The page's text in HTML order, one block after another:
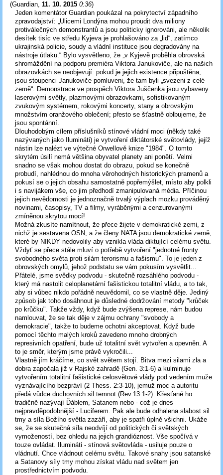
(Guardian, 11. 10. 2015 0:36)
Jeden komentátor Guardian poukázal na pokrytectví západního
zpravodajství: „Ulicemi Londýna mohou proudit dva miliony
protiválečných demonstrantů a jsou politicky ignorováni, ale několik
desítek tisíc ve středu Kyjeva je prohlašováno za „lid“, zatímco
ukrajinská policie, soudy a vládní instituce jsou degradovány na
nástroje útlaku.“ Bylo vysvětleno, že „v Kyjevě proběhla obrovská
shromáždění na podporu premiéra Viktora Janukoviče, ale na našich
obrazovkách se neobjevují: pokud je jejich existence připuštěna,
jsou stoupenci Janukoviče pomluveni, že tam byli „svezeni z celé
země“. Demonstrace ve prospěch Viktora Juščenka jsou vybaveny
laserovými světly, plazmovými obrazovkami, sofistikovaným
zvukovým systémem, rokovými koncerty, stany a obrovským
množstvím oranžového oblečení; přesto se šťastně oblbujeme, že
jsou spontánní.
Dlouhodobým cílem příslušníků stínové vládní moci (někdy také
nazývaných jako Ilumináti) je vytvoření diktátorské světovlády, jejíž
nástin lze nalézt ve výtečné Orwellově knize "1984". O tomto
skrytém úsilí nemá většina obyvatel planety ani ponětí. Velmi
snadno se však mohou dostat do obrazu, pokud se konečně
probudí, nahlédnou do mnoha věrohodných historických pramenů a
pokusí se o jejich obsahu samostatně popřemýšlet, místo aby polkli
i s navijákem vše, co jim předhodí zmanipulovaná média. Příčinou
jejich nevědomosti je jednoznačně trvalý výplach mozku prováděný
novinami, časopisy, TV a filmy, vyráběnými a cenzurovanými
zmíněnou skrytou mocí!
Možná zkusíte namítnout, že přece žijete v demokratické zemi, z
nichž je sestavena OSN, a že členy NATA jsou demokratické země,
které by NIKDY nedovolily aby vznikla vláda diktující celému světu.
Vždyť se přece stále mluví o potřebě vytvoření "jednotné fronty
svobodného světa proti silám terorismu a fašismu". To je jeden z
obrovských omylů, jehož podstatu se vám pokusím vysvětlit...
Přátelé, jsme svědky podvodu - skutečně rozsáhlého podvodu -
který má nastolit celoplanetární fašistickou totalitní vládu, a to tak,
aby si vůbec nikdo pořádně neuvědomil, co se vlastně děje. Jediný
způsob jak toho dosáhnout je důsledné dodržování metody "krůček
po krůčku". Takže vždy, když bude zvýšena represe, nám budou
namlouvat, že se tak děje v zájmu ochrany "svobody a
demokracie", takže to budeme ochotni akceptovat. Když bude
pomocí těchto malých kroků zavedeno mnoho drobných
represivních opatření, bude už totalitní svět vytvořen a opevněn. A
to je směr, kterým jsme právě vykročili...
Vlastně jím kráčíme, co svět světem stojí. Bitva mezi silami zla a
dobra započala již v Rajské zahradě (Gen. 3:1-6) a kulminuje
vytvořením totalitní fašistické celosvětové vlády pod vedením muže
vyznávajícího bezpráví (2 Thess. 2:3-10), jemuž moc a autoritu
předá vůdce duchovních sil temnot (Rev.13:1-2). Křesťané ho
tradičně nazývají Ďáblem, Satanem nebo - což je dnes
nejpravděpodobnější - Luciferem. Pak ale bude odhalena slabost sil
tmy a síla Božího světla zazáří, aby je spatři úplně všichni. Ukáže
se, že se skutečná síla neodvíjí od politických či světských
vymožeností, bez ohledu na jejich grandióznost. Vše spočívá v
touze ovládat. Ilumináti - stínová světovláda - usiluje pouze o
vládnutí. Chce vládnout celému světu. Takové snahy jsou satanské
a Satanovy síly tmy mohou získat vládu nad světem jen
prostřednictvím podvodu.